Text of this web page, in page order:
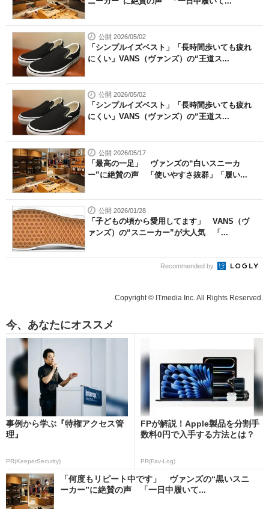
公開 2026/05/02
「シンプルイズベスト」「長時間歩いても疲れ
にくい」VANS（ヴァンズ）の“王道ス...
公開 2026/05/02
「シンプルイズベスト」「長時間歩いても疲れ
にくい」VANS（ヴァンズ）の“王道ス...
公開 2026/05/17
「最高の一足」 ヴァンズの“白いスニーカ
ー”に絶賛の声 「使いやすさ抜群」「履い...
公開 2026/01/28
「子どもの頃から愛用してます」 VANS（ヴ
ァンズ）の“スニーカー”が大人気 「...
Recommended by
Copyright © ITmedia Inc. All Rights Reserved.
今、あなたにオススメ
事例から学ぶ『特権アクセス管
理』
PR(KeeperSecurity)
FPが解説！Apple製品を分割手
数料0円で入手する方法とは？
PR(Fav-Log)
「何度もリピート中です」 ヴァンズの“黒いスニ
ーカー”に絶賛の声 「一日中履いて...